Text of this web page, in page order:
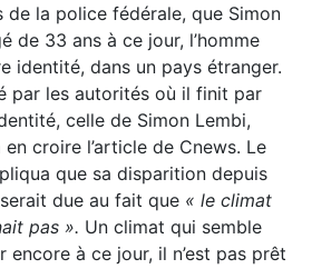
de la police fédérale, que Simon
de 33 ans à ce jour, l’homme
identité, dans un pays étranger.
par les autorités où il finit par
celle de Simon Lembi,
croire l’article de Cnews. Le
que sa disparition depuis
due au fait que « le climat
pas ». Un climat qui semble
à ce jour, il n’est pas prêt